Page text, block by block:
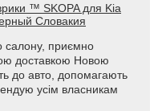
™ SKOPA для Kia
Словакия
салону, приємно
доставкою Новою
до авто, допомагають
усім власникам